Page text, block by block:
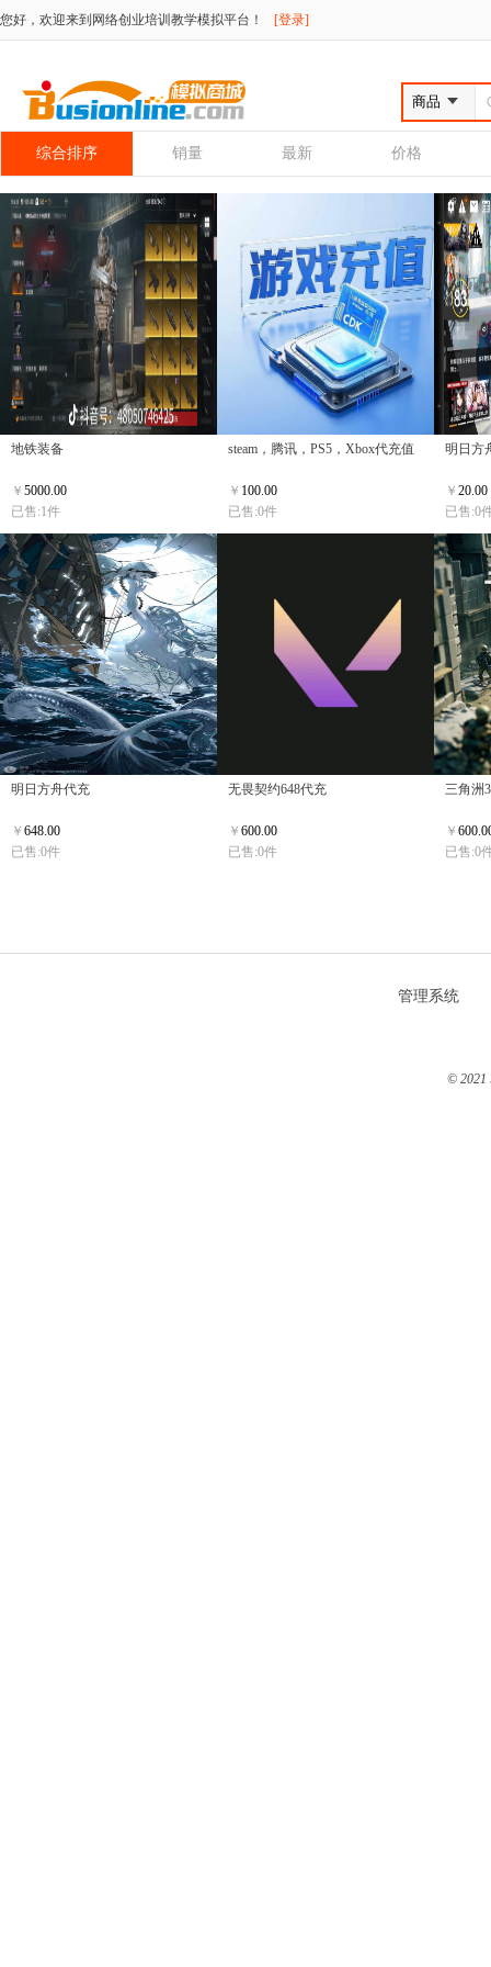
您好，欢迎来到网络创业培训教学模拟平台！ [登录]
综合排序 销量 最新 价格
地铁装备
￥ 5000.00
已售:1件
steam，腾讯，PS5，Xbox代充值
￥ 100.00
已售:0件
明日方
￥ 20.00
已售:0
明日方舟代充
￥ 648.00
已售:0件
无畏契约648代充
￥ 600.00
已售:0件
三角洲
￥
已售:0
管理系统
© 2021